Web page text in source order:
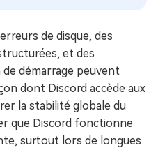
de disque, des
et des
démarrage peuvent
dont Discord accède aux
la stabilité globale du
que Discord fonctionne
surtout lors de longues